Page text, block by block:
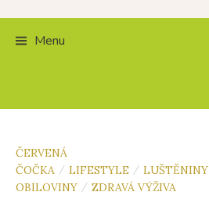
Menu
ČERVENÁ
ČOČKA / LIFESTYLE / LUŠTĚNINY
OBILOVINY / ZDRAVÁ VÝŽIVA